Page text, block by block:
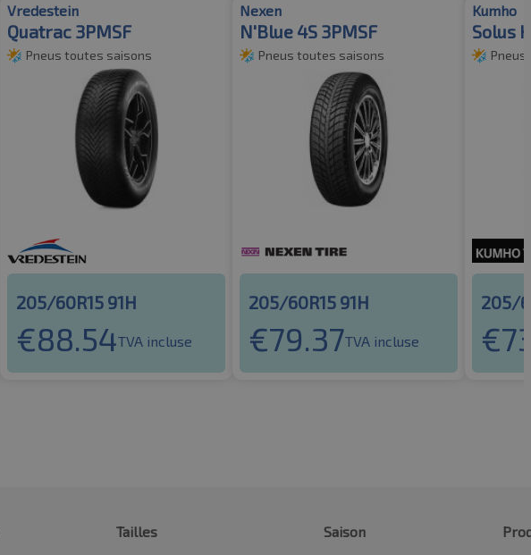
Vredestein
Quatrac 3PMSF
Pneus toutes saisons
205/60R15 91H
€88.54TVA incluse
Nexen
N'Blue 4S 3PMSF
Pneus toutes saisons
205/60R15 91H
€79.37TVA incluse
Kumho
Solus
Pneus
205/
€
Tailles
Saison